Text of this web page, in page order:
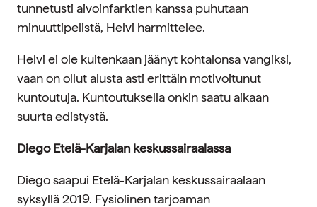
tunnetusti aivoinfarktien kanssa puhutaan
minuuttipelistä, Helvi harmittelee.
Helvi ei ole kuitenkaan jäänyt kohtalonsa vangiksi,
vaan on ollut alusta asti erittäin motivoitunut
kuntoutuja. Kuntoutuksella onkin saatu aikaan
suurta edistystä.
Diego Etelä-Karjalan keskussairaalassa
Diego saapui Etelä-Karjalan keskussairaalaan
syksyllä 2019. Fysiolinen tarjoaman